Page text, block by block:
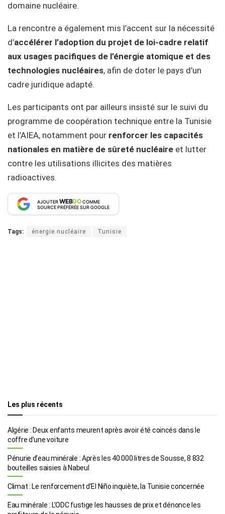
domaine nucléaire.
La rencontre a également mis l’accent sur la nécessité
d’accélérer l’adoption du projet de loi-cadre relatif
aux usages pacifiques de l’énergie atomique et des
technologies nucléaires, afin de doter le pays d’un
cadre juridique adapté.
Les participants ont par ailleurs insisté sur le suivi du
programme de coopération technique entre la Tunisie
et l’AIEA, notamment pour renforcer les capacités
nationales en matière de sûreté nucléaire et lutter
contre les utilisations illicites des matières
radioactives.
AJOUTERWEBDOCOMME
SOURCE PRÉFÉRÉE SUR GOOGLE
Tags: énergie nucléaire Tunisie
Les plus récents
Algérie : Deux enfants meurent après avoir été coincés dans le
coffre d’une voiture
Pénurie d’eau minérale : Après les 40 000 litres de Sousse, 8 832
bouteilles saisies à Nabeul
Climat : Le renforcement d’El Niño inquiète, la Tunisie concernée
Eau minérale : L’ODC fustige les hausses de prix et dénonce les